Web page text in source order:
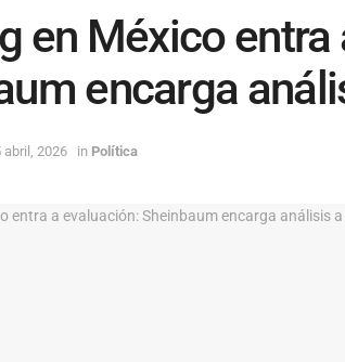
en México
encarga
abril, 2026 in Política